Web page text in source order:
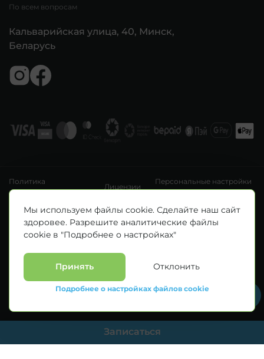
Записаться
По всем вопросам
Кальварийская улица, 40, Минск,
Беларусь
Политика
конфиденциальности
Лицензии
Персональные настройки
файлов cookie
Зарегистрировано Минским горисполкомом 14.04.2020 г.
© Все права защищены 2026. ООО «Клиника Каскад»
Материалы, размещенные на данной странице, носят информационный
должны использовать их в качестве медицинских рекомендаций.
Определение диагноза и выбор методики лечения остается исключительной
прерогативой вашего лечащего врача! * Цены, указанные на сайте
приведены как справочная информация и не являются публичной офертой.
С полным прейскурантом на оказываемые медицинские услуги можно
Мы используем файлы cookie. Сделайте наш сайт
здоровее. Разрешите аналитические файлы
cookie в "Подробнее о настройках"
Принять Отклонить
Подробнее о настройках файлов cookie